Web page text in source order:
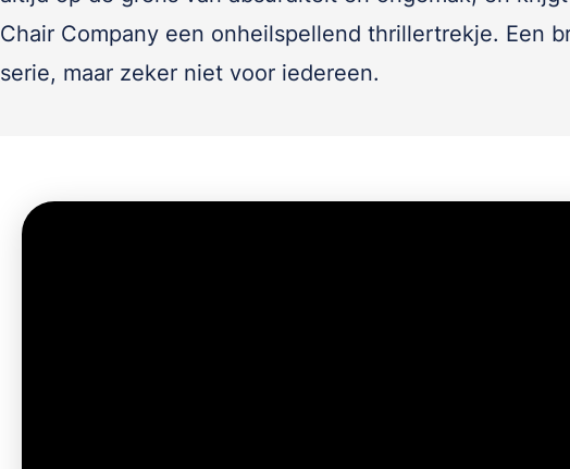
Chair Company een onheilspellend thrillertrekje. Een
serie, maar zeker niet voor iedereen.